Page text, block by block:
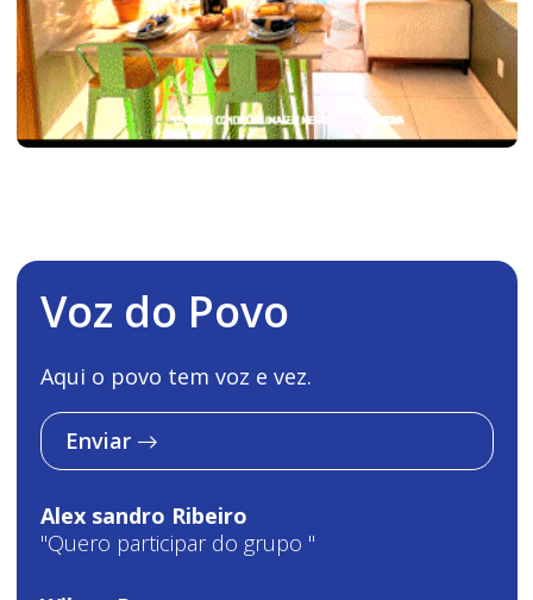
Voz do Povo
Aqui o povo tem voz e vez.
Enviar
Alex sandro Ribeiro
"Quero participar do grupo "